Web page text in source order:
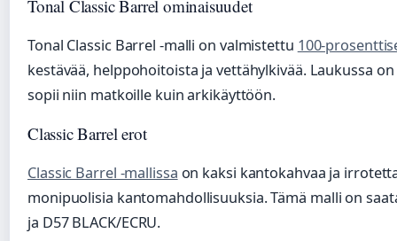
Tonal Classic Barrel ominaisuudet
Tonal Classic Barrel -malli on valmistettu 100-
kestävää, helppohoitoista ja vettähylkivää. Laukussa
sopii niin matkoille kuin arkikäyttöön.
Classic Barrel erot
Classic Barrel -mallissa on kaksi kantokahvaa ja
monipuolisia kantomahdollisuuksia. Tämä malli on
ja D57 BLACK/ECRU.